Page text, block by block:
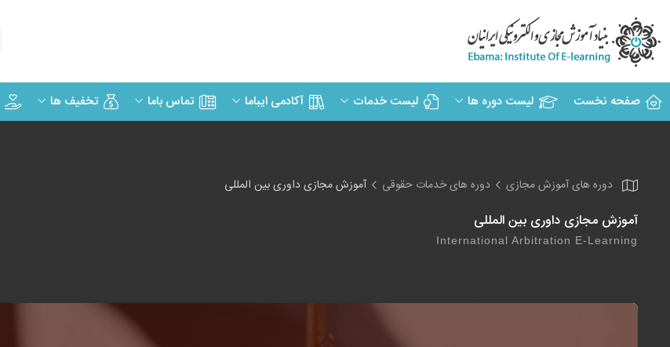
صفحه نخست لیست دوره ها لیست خدمات آکادمی ایباما تماس باما تخفیف ها
دوره های آموزش مجازی دوره های خدمات حقوقی آموزش مجازی داوری بین المللی
آموزش مجازی داوری بین المللی
International Arbitration E-Learning